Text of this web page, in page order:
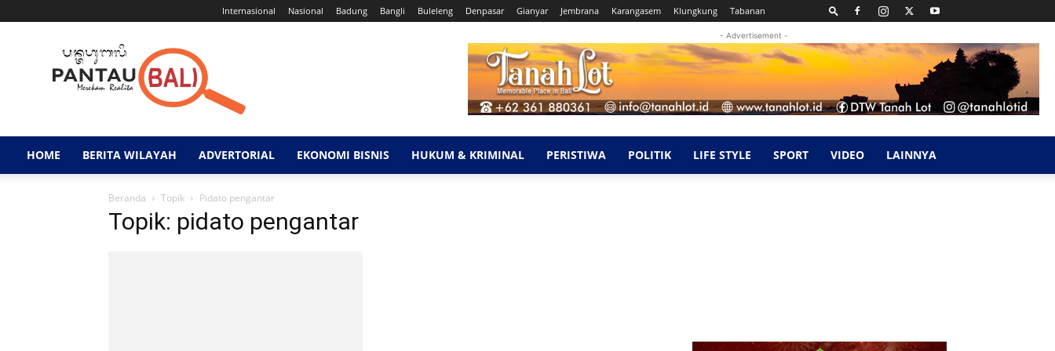
Internasional Nasional Badung Bangli Buleleng Denpasar Gianyar Jembrana Karangasem Klungkung Tabanan
Pantau
Bali
- Advertisement -
HOME BERITA WILAYAH ADVERTORIAL EKONOMI BISNIS HUKUM & KRIMINAL PERISTIWA POLITIK LIFE STYLE SPORT VIDEO LAINNYA
Beranda Topik Pidato pengantar
Topik: pidato pengantar